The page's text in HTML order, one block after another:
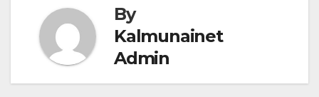
By
Kalmunainet
Admin